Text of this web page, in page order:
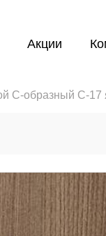
Акции
С-образный С-